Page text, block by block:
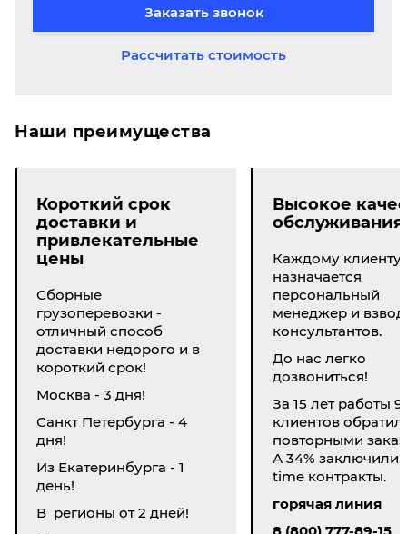
Заказать звонок
Рассчитать стоимость
Наши преимущества
Короткий срок
доставки и
привлекательные
цены
Сборные
грузоперевозки -
отличный способ
доставки недорого и в
короткий срок!
Москва - 3 дня!
Санкт Петербурга - 4
дня!
Из Екатеринбурга - 1
день!
В регионы от 2 дней!
Высокое
обслуживания
Каждому клиенту
назначается
персональный
менеджер и взвод
консультантов.
До нас легко
дозвониться!
За 15 лет работы
клиентов
повторными
А 34% заключили
time контракты.
горячая линия